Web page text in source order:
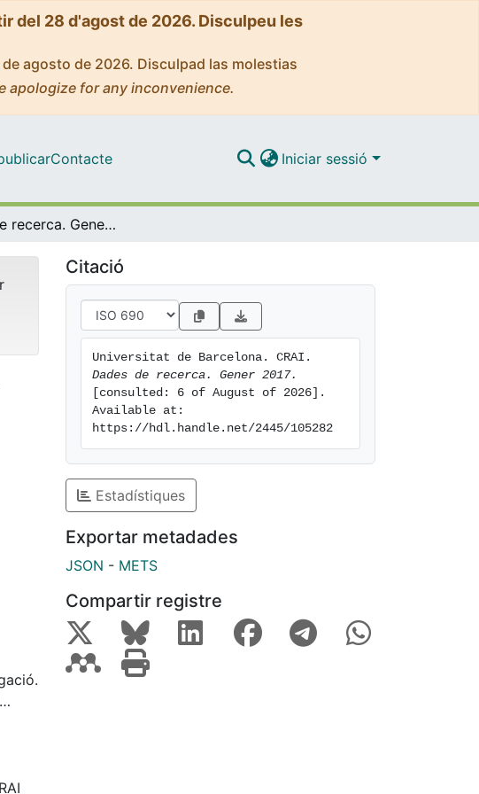
del 28 d'agost de 2026. Disculpeu les
agosto de 2026. Disculpad las molestias
apologize for any inconvenience.
Contacte Iniciar sessió
Dades de recerca. Gener 2017
Citació
Dades de recerca. Gener 2017.
[consulted: 6 of August of 2026].
Available at:
https://hdl.handle.net/2445/105282
Estadístiques
Exportar metadades
JSON - METS
Compartir registre